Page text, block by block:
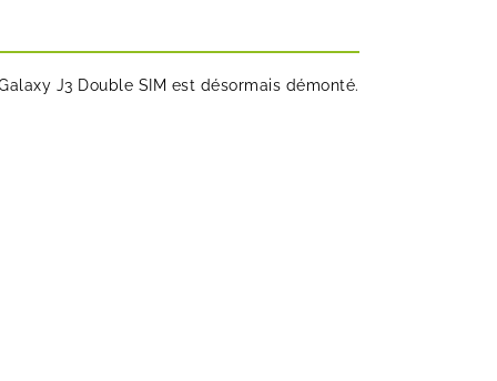
J3 Double SIM est désormais démonté.